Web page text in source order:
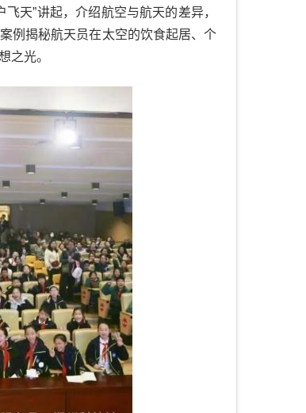
天”讲起，介绍航空与航天的差异，
例揭秘航天员在太空的饮食起居、个
之光。